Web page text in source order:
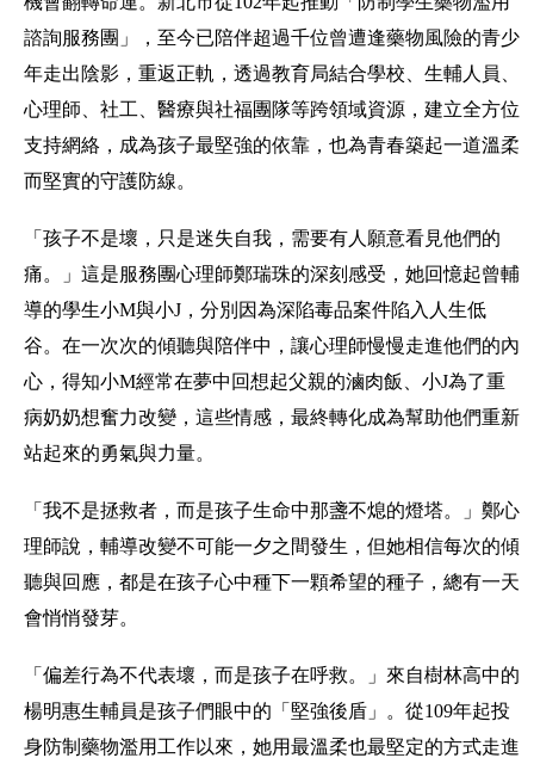
諮詢服務團」，至今已陪伴超過千位曾遭逢藥物風險的青少
年走出陰影，重返正軌，透過教育局結合學校、生輔人員、
心理師、社工、醫療與社福團隊等跨領域資源，建立全方位
支持網絡，成為孩子最堅強的依靠，也為青春築起一道溫柔
而堅實的守護防線。
「孩子不是壞，只是迷失自我，需要有人願意看見他們的
痛。」這是服務團心理師鄭瑞珠的深刻感受，她回憶起曾輔
導的學生小M與小J，分別因為深陷毒品案件陷入人生低
谷。在一次次的傾聽與陪伴中，讓心理師慢慢走進他們的內
心，得知小M經常在夢中回想起父親的滷肉飯、小J為了重
病奶奶想奮力改變，這些情感，最終轉化成為幫助他們重新
站起來的勇氣與力量。
「我不是拯救者，而是孩子生命中那盞不熄的燈塔。」鄭心
理師說，輔導改變不可能一夕之間發生，但她相信每次的傾
聽與回應，都是在孩子心中種下一顆希望的種子，總有一天
會悄悄發芽。
「偏差行為不代表壞，而是孩子在呼救。」來自樹林高中的
楊明惠生輔員是孩子們眼中的「堅強後盾」。從109年起投
身防制藥物濫用工作以來，她用最溫柔也最堅定的方式走進